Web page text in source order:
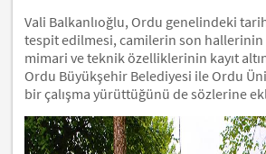
Vali Balkanlıoğlu, Ordu genelindeki
tespit edilmesi, camilerin son
mimari ve teknik özelliklerinin kayıt
Ordu Büyükşehir Belediyesi ile Ordu
bir çalışma yürüttüğünü de sözlerine